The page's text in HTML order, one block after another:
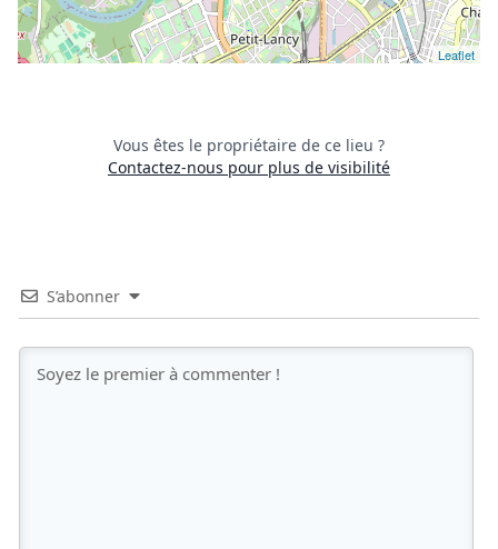
Leaflet
Vous êtes le propriétaire de ce lieu ?
Contactez-nous pour plus de visibilité
S’abonner